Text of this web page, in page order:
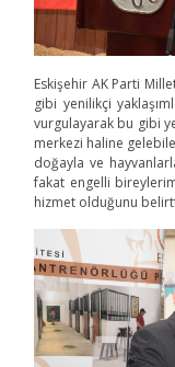
Eskişehir AK Parti
gibi yenilikçi
vurgulayarak bu gibi
merkezi haline
doğayla ve
fakat engelli
hizmet olduğunu